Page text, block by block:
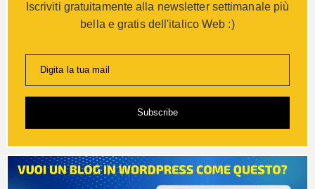
Iscriviti gratuitamente alla newsletter settimanale più
bella e gratis dell'italico Web :)
Digita la tua mail
Subscribe